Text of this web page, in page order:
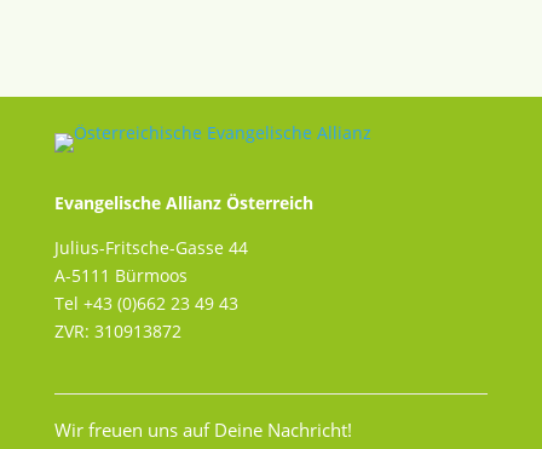
Evangelische Allianz Österreich
Julius-Fritsche-Gasse 44
A-5111 Bürmoos
Tel +43 (0)662 23 49 43
ZVR: 310913872
Wir freuen uns auf Deine Nachricht!